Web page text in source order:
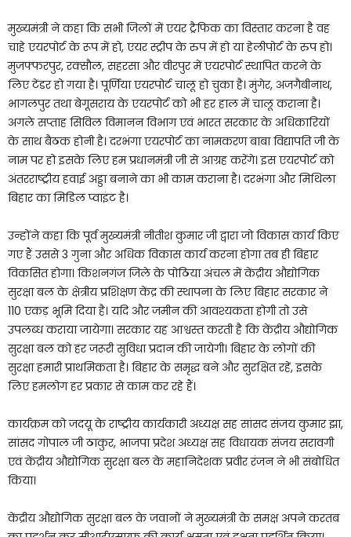
मुख्यमंत्री ने कहा कि सभी जिलों में एयर ट्रैफिक का विस्तार करना है वह
चाहे एयरपोर्ट के रूप में हो, एयर स्ट्रीप के रुप में हो या हेलीपोर्ट के रुप हो।
मुजफ्फरपुर, रक्सौल, सहरसा और वीरपुर में एयरपोर्ट स्थापित करने के
लिए टेंडर हो गया है। पूर्णिया एयरपोर्ट चालू हो चुका है। मुंगेर, अजगैबीनाथ,
भागलपुर तथा बेगूसराय के एयरपोर्ट को भी हर हाल में चालू कराना है।
अगले सप्ताह सिविल विमानन विभाग एवं भारत सरकार के अधिकारियों
के साथ बैठक होनी है। दरभंगा एयरपोर्ट का नामकरण बाबा विद्यापति जी के
नाम पर हो इसके लिए हम प्रधानमंत्री जी से आग्रह करेंगे। इस एयरपोर्ट को
अंतरराष्ट्रीय हवाई अड्डा बनाने का भी काम कराना है। दरभंगा और मिथिला
बिहार का मिडिल प्वाइंट है।
उन्होंने कहा कि पूर्व मुख्यमंत्री नीतीश कुमार जी द्वारा जो विकास कार्य किए
गए हैं उससे 3 गुना और अधिक विकास कार्य करना होगा तब ही बिहार
विकसित होगा। किशनगंज जिले के पोठिया अंचल में केंद्रीय औद्योगिक
सुरक्षा बल के क्षेत्रीय प्रशिक्षण केंद्र की स्थापना के लिए बिहार सरकार ने
110 एकड़ भूमि दिया है। यदि और जमीन की आवश्यकता होगी तो उसे
उपलब्ध कराया जायेगा। सरकार यह आश्वस्त करती है कि केंद्रीय औद्योगिक
सुरक्षा बल को हर जरूरी सुविधा प्रदान की जायेगी। बिहार के लोगों की
सुरक्षा हमारी प्राथमिकता है। बिहार के समृद्ध बने और सुरक्षित रहें, इसके
लिए हमलोग हर प्रकार से काम कर रहे हैं।
कार्यक्रम को जदयू के राष्ट्रीय कार्यकारी अध्यक्ष सह सांसद संजय कुमार झा,
सांसद गोपाल जी ठाकुर, भाजपा प्रदेश अध्यक्ष सह विधायक संजय सरावगी
एवं केंद्रीय औद्योगिक सुरक्षा बल के महानिदेशक प्रवीर रंजन ने भी संबोधित
किया।
केंद्रीय औद्योगिक सुरक्षा बल के जवानों ने मुख्यमंत्री के समक्ष अपने करतब